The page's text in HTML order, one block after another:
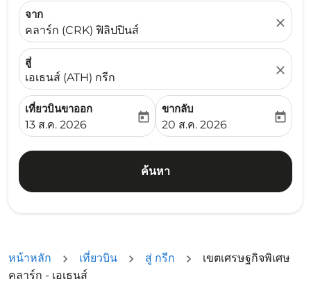
จาก
คลาร์ก (CRK) ฟิลิปปินส์
close
สู่
เอเธนส์ (ATH) กรีก
close
เที่ยวบินขาออก
fc-booking-departure-date-aria-label
13 ส.ค. 2026
today
ขากลับ
fc-booking-return-date-
20 ส.ค. 2026
today
ค้นหา
หน้าหลัก เที่ยวบิน สู่ กรีก
เขตเศรษฐกิจพิเศษ
คลาร์ก - เอเธนส์